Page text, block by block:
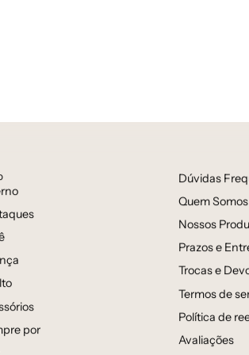
por
Dúvidas
Quem Somos
Nossos
Prazos e
Trocas e
Termos de
Política de
Avaliações